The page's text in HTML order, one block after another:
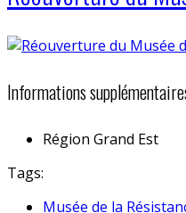
Informations
Région Grand Est
Tags:
Musée de la